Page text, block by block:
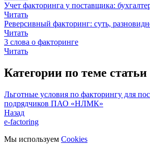
Учет факторинга у поставщика:
Читать
Реверсивный факторинг: суть,
Читать
3 слова о факторинге
Читать
Категории по теме статьи
Льготные условия по факторингу для
подрядчиков ПАО «НЛМК»
Назад
e-factoring
Мы используем Cookies